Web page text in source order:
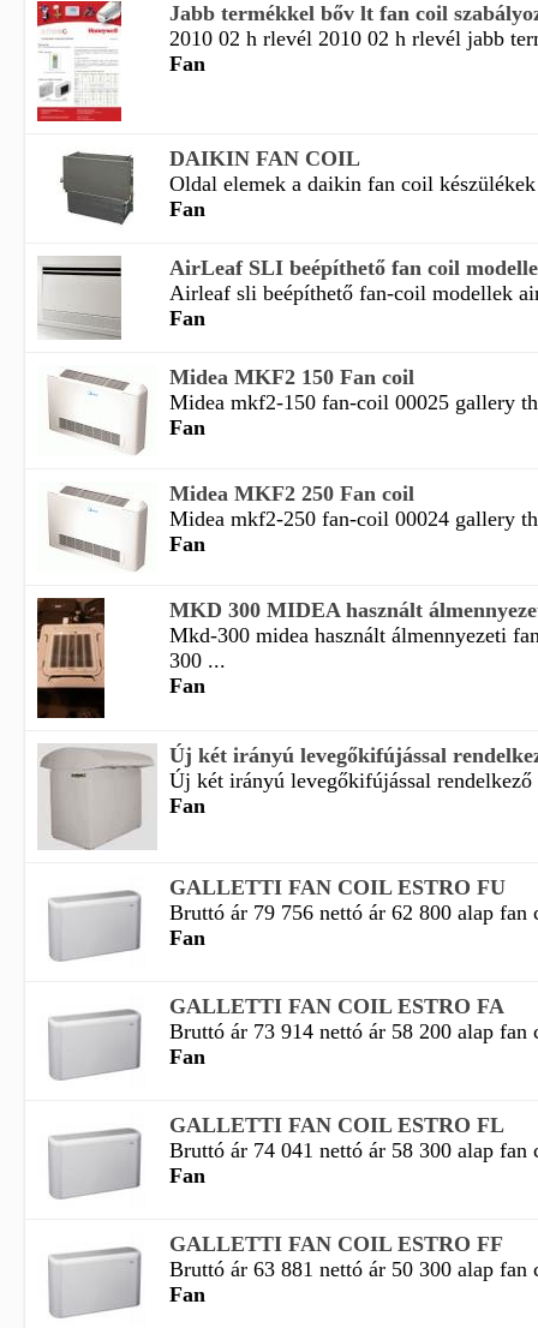
Jabb termékkel bőv lt fan coil
2010 02 h rlevél 2010 02 h rlevél jabb
Fan
DAIKIN FAN COIL
Oldal elemek a daikin fan coil
Fan
AirLeaf SLI beépíthető fan coil
Airleaf sli beépíthető fan-coil modellek
Fan
Midea MKF2 150 Fan coil
Midea mkf2-150 fan-coil 00025 gallery
Fan
Midea MKF2 250 Fan coil
Midea mkf2-250 fan-coil 00024 gallery
Fan
MKD 300 MIDEA használt
Mkd-300 midea használt álmennyezeti
300 ...
Fan
Új két irányú levegőkifújással
Új két irányú levegőkifújással
Fan
GALLETTI FAN COIL ESTRO FU
Bruttó ár 79 756 nettó ár 62 800 alap fan
Fan
GALLETTI FAN COIL ESTRO FA
Bruttó ár 73 914 nettó ár 58 200 alap fan
Fan
GALLETTI FAN COIL ESTRO FL
Bruttó ár 74 041 nettó ár 58 300 alap fan
Fan
GALLETTI FAN COIL ESTRO FF
Bruttó ár 63 881 nettó ár 50 300 alap fan
Fan